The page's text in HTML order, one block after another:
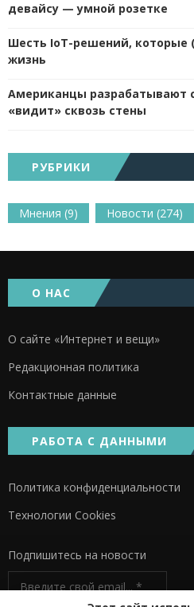
девайсу — умной розетке
Шесть IoT-решений, которые
жизнь
Американцы разрабатывают
«видит» сквозь стены
РУБРИКИ
Мнения (9) Новости (274)
О НАС
О сайте «Интернет и вещи»
Редакционная политика
Контактные данные
РАБОТА С ДАННЫМИ
Политика конфиденциальности
Технологии Cookies
Подпишитесь на новости